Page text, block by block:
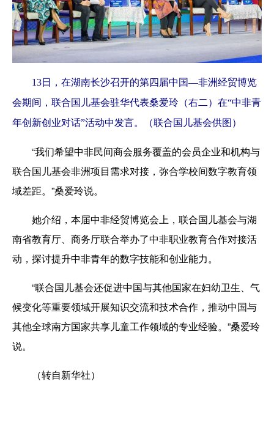
13日，在湖南长沙召开的第四届中国—非洲经贸博览
会期间，联合国儿基会驻华代表桑爱玲（右二）在“中非青
年创新创业对话”活动中发言。（联合国儿基会供图）
“我们希望中非民间商会服务覆盖的会员企业和机构与
联合国儿基会非洲项目需求对接，弥合学校间数字教育领
域差距。”桑爱玲说。
她介绍，本届中非经贸博览会上，联合国儿基会与湖
南省教育厅、商务厅联合举办了中非职业教育合作对接活
动，探讨提升中非青年的数字技能和创业能力。
“联合国儿基会还促进中国与其他国家在妇幼卫生、气
候变化等重要领域开展知识交流和技术合作，推动中国与
其他全球南方国家共享儿童工作领域的专业经验。”桑爱玲
说。
（转自新华社）